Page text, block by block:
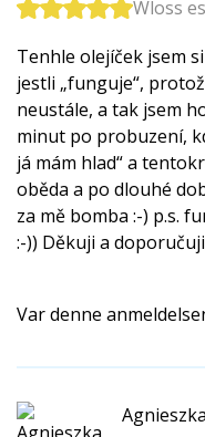
Wloss
Tenhle olejíček jsem
jestli „funguje“,
neustále, a tak jsem
minut po probuzení,
já mám hlad“ a
oběda a po dlouhé
za mě bomba :-) p.s.
:-)) Děkuji a
Var denne